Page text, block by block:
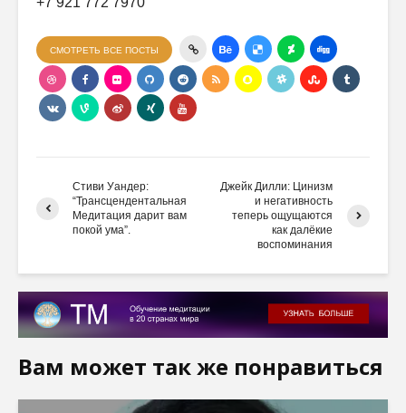
СМОТРЕТЬ ВСЕ ПОСТЫ
Стиви Уандер:
“Трансцендентальная
Медитация дарит вам
покой ума”.
Джейк Дилли: Цинизм
и негативность
теперь ощущаются
как далёкие
воспоминания
Вам может так же понравиться